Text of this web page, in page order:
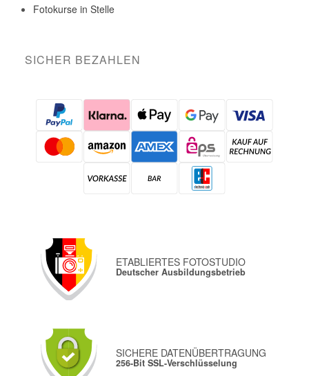
Fotokurse in Stelle
SICHER BEZAHLEN
ETABLIERTES FOTOSTUDIO
Deutscher Ausbildungsbetrieb
SICHERE DATENÜBERTRAGUNG
256-Bit SSL-Verschlüsselung